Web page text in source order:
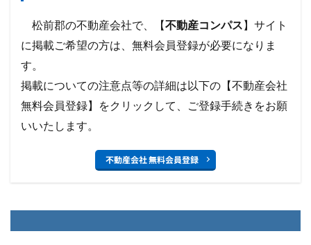
松前郡の不動産会社で、【不動産コンパス 】サイト
に掲載ご希望の方は、無料会員登録が必要になりま
す。
掲載についての注意点等の詳細は以下の【不動産会社
無料会員登録】をクリックして、ご登録手続きをお願
いいたします。
不動産会社 無料会員登録